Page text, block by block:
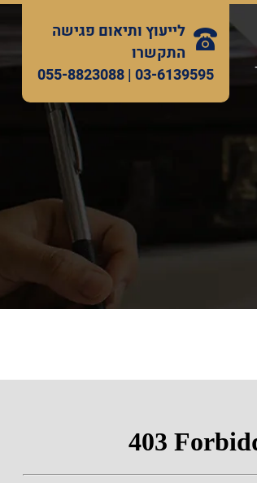
לייעוץ ותיאום פגישה
התקשרו
03-6139595 |
055-8823088